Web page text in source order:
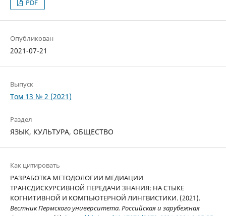
PDF
Опубликован
2021-07-21
Выпуск
Том 13 № 2 (2021)
Раздел
ЯЗЫК, КУЛЬТУРА, ОБЩЕСТВО
Как цитировать
РАЗРАБОТКА МЕТОДОЛОГИИ МЕДИАЦИИ
ТРАНСДИСКУРСИВНОЙ ПЕРЕДАЧИ ЗНАНИЯ: НА СТЫКЕ
КОГНИТИВНОЙ И КОМПЬЮТЕРНОЙ ЛИНГВИСТИКИ. (2021).
Вестник Пермского университета. Российская и зарубежная